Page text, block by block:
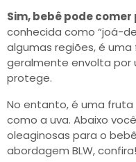
Sim, bebê pode comer
conhecida como “joá-
algumas regiões, é
geralmente envolta por
protege.
No entanto, é uma
como a uva. Abaixo
oleaginosas para o
abordagem BLW, confira!